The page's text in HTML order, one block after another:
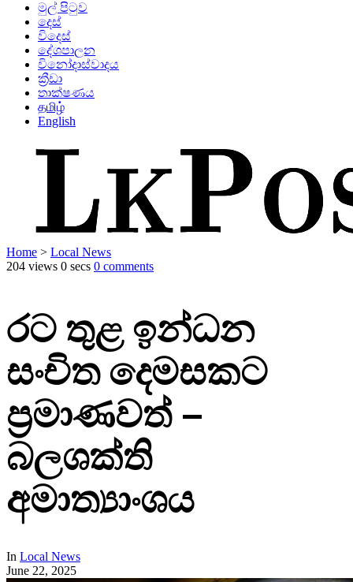
මුල් පිටුව
දෙස්
විදෙස්
දේශපාලන
විනෝදාස්වාදය
ක්‍රීඩා
තාක්ෂණය
தமிழ்
English
Home > Local News
204 views 0 secs 0 comments
රට තුළ ඉන්ධන
සංචිත දෙමසකට
ප්‍රමාණවත් –
බලශක්ති
අමාත්‍යාංශය
In Local News
June 22, 2025